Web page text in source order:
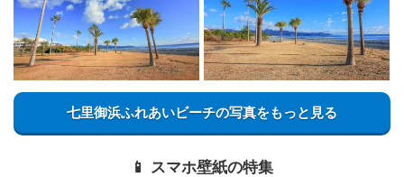
七里御浜ふれあいビーチの写真をもっと見る
📱 スマホ壁紙の特集